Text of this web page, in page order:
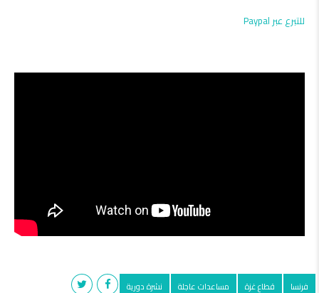
للتبرع عبر Paypal
فرنسا قطاع غزة مساعدات عاجلة نشرة دورية